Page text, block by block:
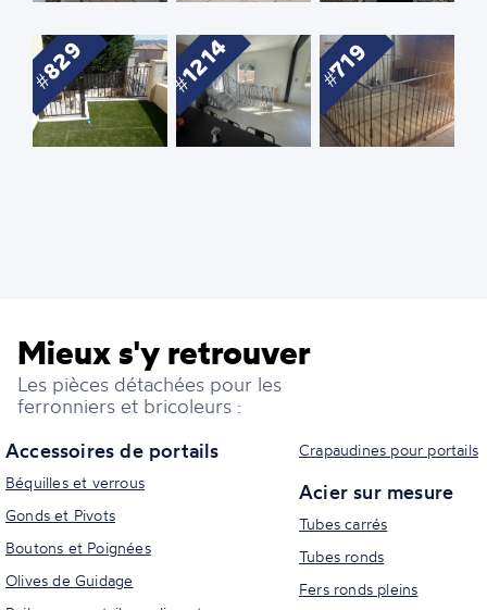
829 1214 719
Mieux s'y retrouver
Les pièces détachées pour les
ferronniers et bricoleurs :
Accessoires de portails
Béquilles et verrous
Gonds et Pivots
Boutons et Poignées
Olives de Guidage
Crapaudines pour portails
Acier sur mesure
Tubes carrés
Tubes ronds
Fers ronds pleins